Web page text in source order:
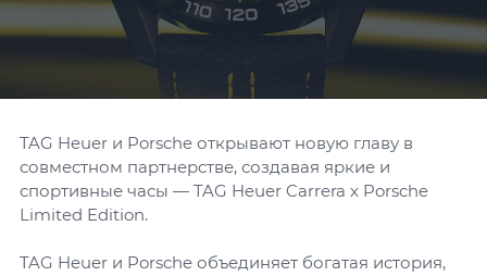
TAG Heuer и Porsche открывают новую главу в
совместном партнерстве, создавая яркие и
спортивные часы — TAG Heuer Carrera x Porsche
Limited Edition.
TAG Heuer и Porsche объединяет богатая история,